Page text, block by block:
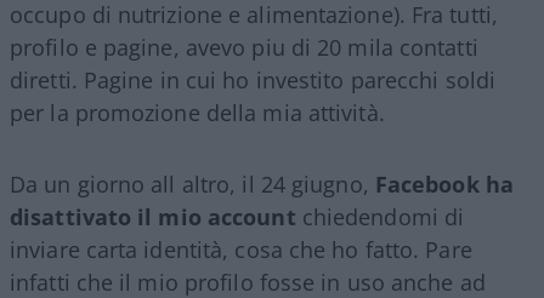
occupo di nutrizione e alimentazione). Fra tutti,
profilo e pagine, avevo piu di 20 mila contatti
diretti. Pagine in cui ho investito parecchi soldi
per la promozione della mia attività.
Da un giorno all altro, il 24 giugno, Facebook ha
disattivato il mio account chiedendomi di
inviare carta identità, cosa che ho fatto. Pare
infatti che il mio profilo fosse in uso anche ad